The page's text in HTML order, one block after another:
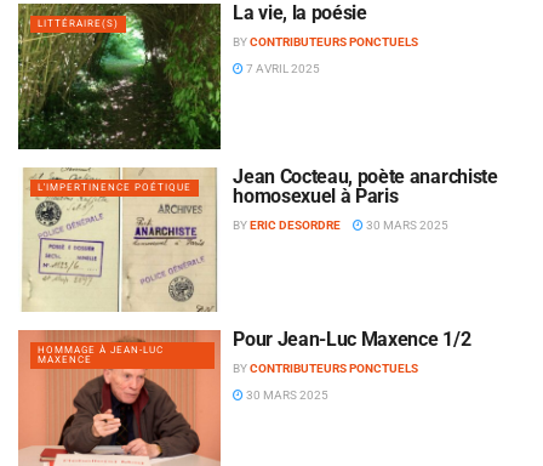
LITTÉRAIRE(S) La vie, la poésie
BYCONTRIBUTEURS PONCTUELS
7 AVRIL 2025
L'IMPERTINENCE POÉTIQUE
Jean Cocteau, poète anarchiste
homosexuel à Paris
BYERIC DESORDRE 30 MARS 2025
HOMMAGE À JEAN-LUC
MAXENCE
Pour Jean-Luc Maxence 1/2
BYCONTRIBUTEURS PONCTUELS
30 MARS 2025